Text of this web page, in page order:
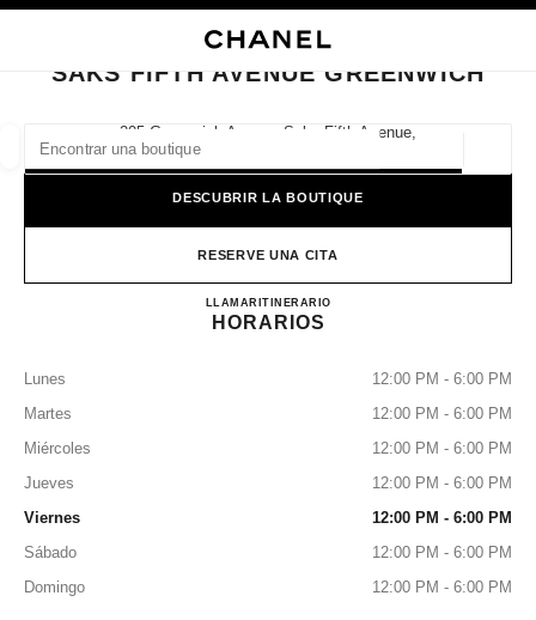
las sugerencias se muestran debajo de esta barra de búsqueda
0 Sugerencias disponibles
CERRAR TARJETA DE BOUTIQUE SAKS FIFTH AVENUE GREENWICH
SAKS FIFTH AVENUE GREENWICH
205 Greenwich Avenue Saks Fifth Avenue,
06830 Greenwich, Ct
DESCUBRIR LA BOUTIQUE
RESERVE UNA CITA
LLAMAR2038625300ITINERARIOSAKS FIFTH AVENUE
HORARIOS
Lunes
12:00 PM - 6:00 PM
Martes
12:00 PM - 6:00 PM
Miércoles
12:00 PM - 6:00 PM
Jueves
12:00 PM - 6:00 PM
Viernes
12:00 PM - 6:00 PM
Sábado
12:00 PM - 6:00 PM
Domingo
12:00 PM - 6:00 PM
resultado de los filtros por:
GAFAS RELOJERÍA Y JOYERÍA